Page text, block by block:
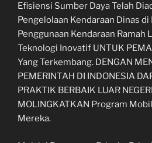
Efisiensi Sumber Daya Telah
Pengelolaan Kendaraan Dinas
Penggunaan Kendaraan Ramah
Teknologi Inovatif UNTUK
Yang Terkembang. DENGAN
PEMERINTAH DI INDONESIA
PRAKTIK BERBAIK LUAR
MOLINGKATKAN Program
Mereka.